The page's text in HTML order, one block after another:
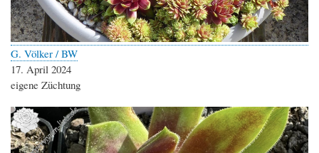
G. Völker / BW
17. April 2024
eigene Züchtung